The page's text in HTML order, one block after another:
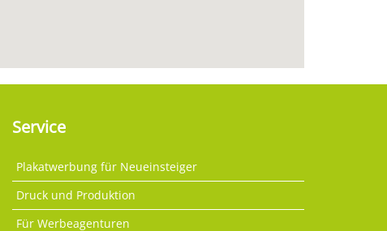
Service
Plakatwerbung für Neueinsteiger
Druck und Produktion
Für Werbeagenturen